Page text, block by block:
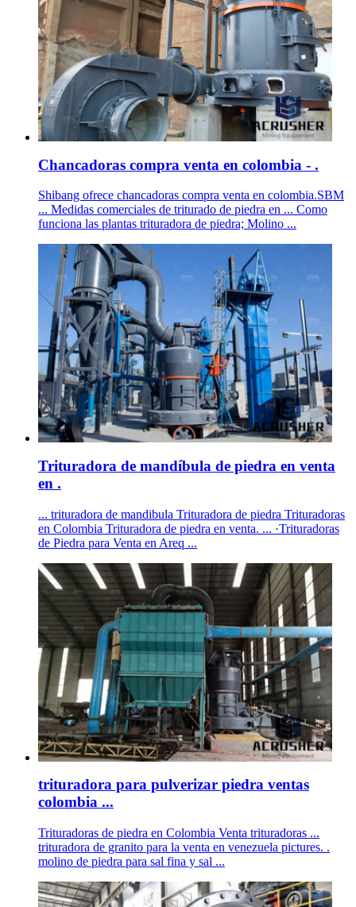
Chancadoras compra venta en colombia - .
Shibang ofrece chancadoras compra venta en colombia.SBM
... Medidas comerciales de triturado de piedra en ... Como
funciona las plantas trituradora de piedra; Molino ...
Trituradora de mandíbula de piedra en venta
en .
... trituradora de mandibula Trituradora de piedra Trituradoras
en Colombia Trituradora de piedra en venta. ... ·Trituradoras
de Piedra para Venta en Areq ...
trituradora para pulverizar piedra ventas
colombia ...
Trituradoras de piedra en Colombia Venta trituradoras ...
trituradora de granito para la venta en venezuela pictures. .
molino de piedra para sal fina y sal ...